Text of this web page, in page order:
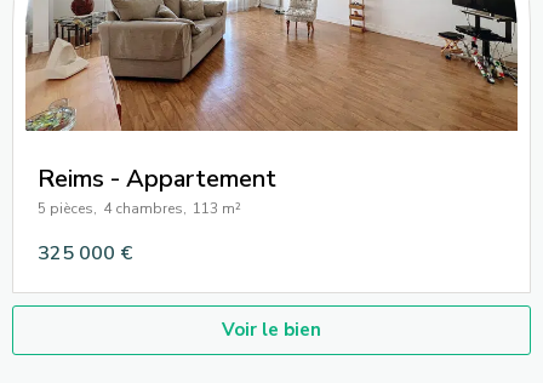
Reims - Appartement
5 pièces, 4 chambres, 113 m²
325 000 €
Voir le bien